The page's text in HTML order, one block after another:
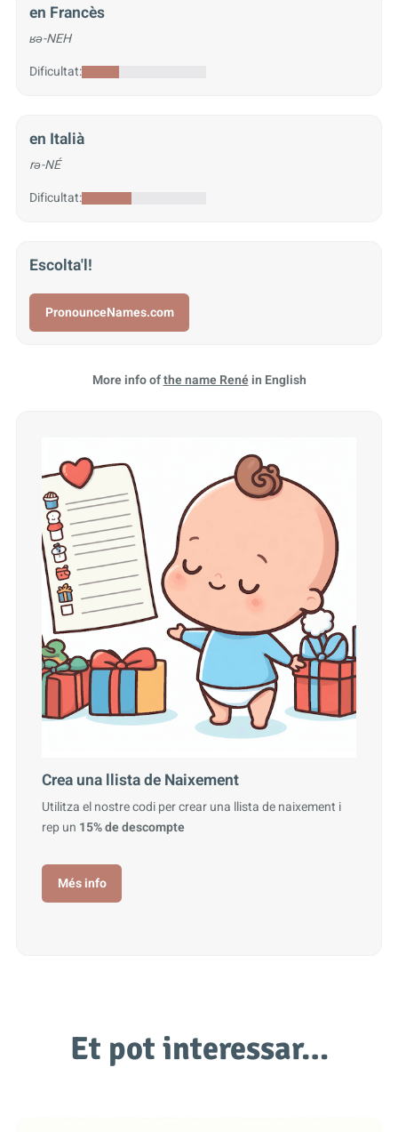
en Francès
ʁə-NEH
Dificultat:
en Italià
rə-NÉ
Dificultat:
Escolta'l!
PronounceNames.com
More info ofthe name Renéin English
Crea una llista de Naixement
Utilitza el nostre codi per crear una llista de naixement i
rep un 15% de descompte
Més info
Et pot interessar…